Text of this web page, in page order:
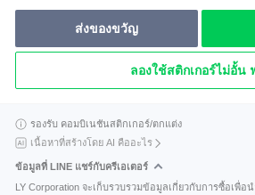
ส่งของขวัญ
ลองใช้สติกเกอร์ไม่อั้น
รองรับ คอมบิเนชันสติกเกอร์/ตกแต่ง
เนื้อหาที่สร้างโดย AI คืออะไร
ข้อมูลที่ LINE แชร์กับครีเอเตอร์
LY Corporation จะเก็บรวบรวมข้อมูลเกี่ยวกับการซื้อเพื่อ